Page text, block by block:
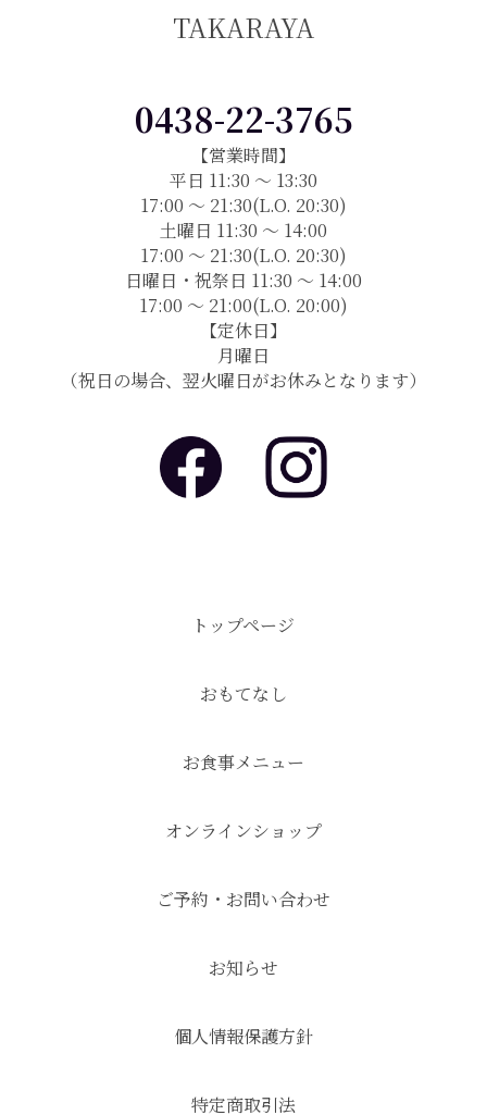
TAKARAYA
0438-22-3765
【営業時間】
平日 11:30 〜 13:30
17:00 〜 21:30(L.O. 20:30)
土曜日 11:30 〜 14:00
17:00 〜 21:30(L.O. 20:30)
日曜日・祝祭日 11:30 〜 14:00
17:00 〜 21:00(L.O. 20:00)
【定休日】
月曜日
（祝日の場合、翌火曜日がお休みとなります）
トップページ
おもてなし
お食事メニュー
オンラインショップ
ご予約・お問い合わせ
お知らせ
個人情報保護方針
特定商取引法